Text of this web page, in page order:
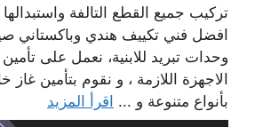
تركيب جميع القطع التالفة
افضل فني تكييف هندي وباكستاني
وحدات تبريد للابنية، نعمل على
الاجهزة اللازمة ، و نقوم بتأمين
بأنواع متنوعة و ... اقرأ المزيد